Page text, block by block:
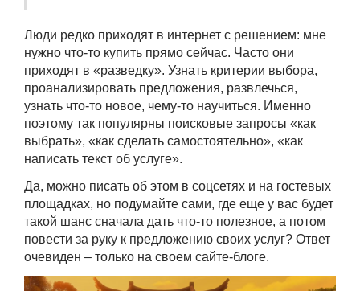
Люди редко приходят в интернет с решением: мне
нужно что-то купить прямо сейчас. Часто они
приходят в «разведку». Узнать критерии выбора,
проанализировать предложения, развлечься,
узнать что-то новое, чему-то научиться. Именно
поэтому так популярны поисковые запросы «как
выбрать», «как сделать самостоятельно», «как
написать текст об услуге».
Да, можно писать об этом в соцсетях и на гостевых
площадках, но подумайте сами, где еще у вас будет
такой шанс сначала дать что-то полезное, а потом
повести за руку к предложению своих услуг? Ответ
очевиден – только на своем сайте-блоге.